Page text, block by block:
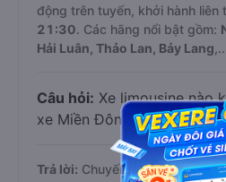
động trên tuyến, khởi hành liên
21:30. Các hãng nổi bật gồm:
Hải Luân, Thảo Lan, Bảy Lang
Câu hỏi: Xe limousine nào
xe Miền Đông sớm nhất?
Trả lời: Chuyến limousine sớm